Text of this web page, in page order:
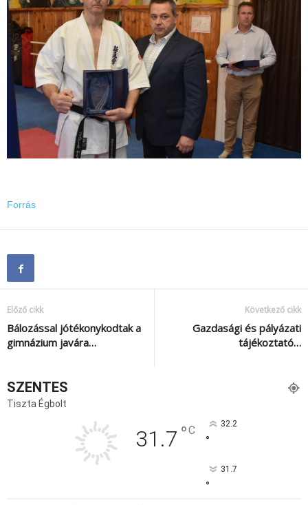
Forrás
Előző cikk
Bálozással jótékonykodtak a
gimnázium javára…
Következő cikk
Gazdasági és pályázati
tájékoztató…
SZENTES
Tiszta Égbolt
31.7 °C 32.2
°
31.7
°